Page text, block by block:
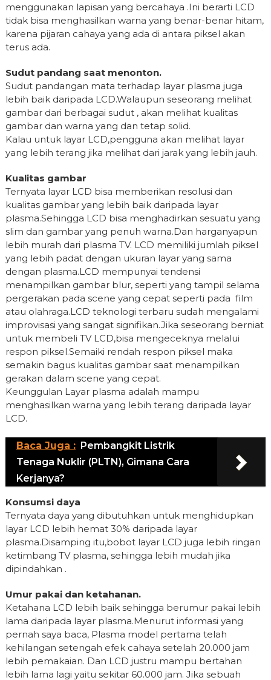
menggunakan lapisan yang bercahaya .Ini berarti LCD
tidak bisa menghasilkan warna yang benar-benar hitam,
karena pijaran cahaya yang ada di antara piksel akan
terus ada.
Sudut pandang saat menonton.
Sudut pandangan mata terhadap layar plasma juga
lebih baik daripada LCD.Walaupun seseorang melihat
gambar dari berbagai sudut , akan melihat kualitas
gambar dan warna yang dan tetap solid.
Kalau untuk layar LCD,pengguna akan melihat layar
yang lebih terang jika melihat dari jarak yang lebih jauh.
Kualitas gambar
Ternyata layar LCD bisa memberikan resolusi dan
kualitas gambar yang lebih baik daripada layar
plasma.Sehingga LCD bisa menghadirkan sesuatu yang
slim dan gambar yang penuh warna.Dan harganyapun
lebih murah dari plasma TV. LCD memiliki jumlah piksel
yang lebih padat dengan ukuran layar yang sama
dengan plasma.LCD mempunyai tendensi
menampilkan gambar blur, seperti yang tampil selama
pergerakan pada scene yang cepat seperti pada film
atau olahraga.LCD teknologi terbaru sudah mengalami
improvisasi yang sangat signifikan.Jika seseorang berniat
untuk membeli TV LCD,bisa mengeceknya melalui
respon piksel.Semaiki rendah respon piksel maka
semakin bagus kualitas gambar saat menampilkan
gerakan dalam scene yang cepat.
Keunggulan Layar plasma adalah mampu
menghasilkan warna yang lebih terang daripada layar
LCD.
Baca Juga : Pembangkit Listrik
Tenaga Nuklir (PLTN), Gimana Cara
Kerjanya?
Konsumsi daya
Ternyata daya yang dibutuhkan untuk menghidupkan
layar LCD lebih hemat 30% daripada layar
plasma.Disamping itu,bobot layar LCD juga lebih ringan
ketimbang TV plasma, sehingga lebih mudah jika
dipindahkan .
Umur pakai dan ketahanan.
Ketahana LCD lebih baik sehingga berumur pakai lebih
lama daripada layar plasma.Menurut informasi yang
pernah saya baca, Plasma model pertama telah
kehilangan setengah efek cahaya setelah 20.000 jam
lebih pemakaian. Dan LCD justru mampu bertahan
lebih lama lagi yaitu sekitar 60.000 jam. Jika sebuah